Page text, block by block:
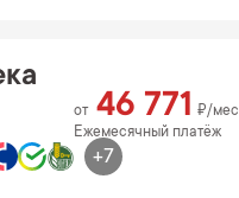
Ежемесячный платёж
от 46 771 ₽/мес
+7